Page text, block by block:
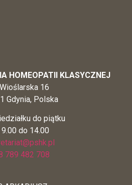
HOMEOPATII KLASYCZNEJ
16
Gdynia, Polska
do piątku
do 14.00
789 482 708